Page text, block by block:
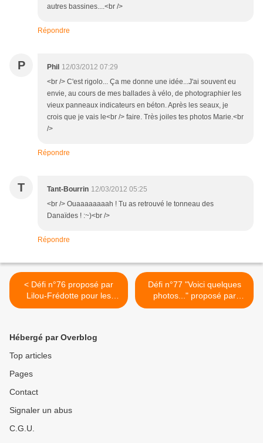
autres bassines....<br />
Répondre
P Phil 12/03/2012 07:29
<br /> C'est rigolo... Ça me donne une idée...J'ai souvent eu
envie, au cours de mes ballades à vélo, de photographier les
vieux panneaux indicateurs en béton. Après les seaux, je
crois que je vais le<br /> faire. Très joiles tes photos Marie.<br
/>
Répondre
T Tant-Bourrin 12/03/2012 05:25
<br /> Ouaaaaaaaah ! Tu as retrouvé le tonneau des
Danaïdes ! :~)<br />
Répondre
< Défi n°76 proposé par
Lilou-Frédotte pour les
croqueurs de mots.
Défi n°77 "Voici quelques
photos..." proposé par
Nounedeb pour les
Hébergé par Overblog
Top articles
Pages
Contact
Signaler un abus
C.G.U.